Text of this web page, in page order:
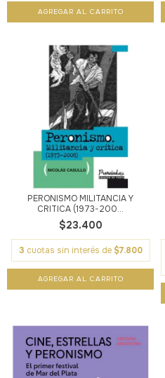
PERONISMO MILITANCIA Y
CRITICA (1973-200...
$23.400
3 cuotas sin interés de $7.800